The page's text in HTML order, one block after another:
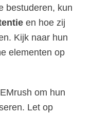
bestuderen, kun
en hoe zij
Kijk naar hun
elementen op
om hun
Let op